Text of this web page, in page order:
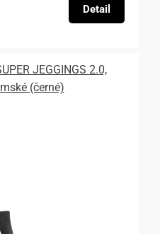
Detail
JEGGINGS 2.0,
(černé)